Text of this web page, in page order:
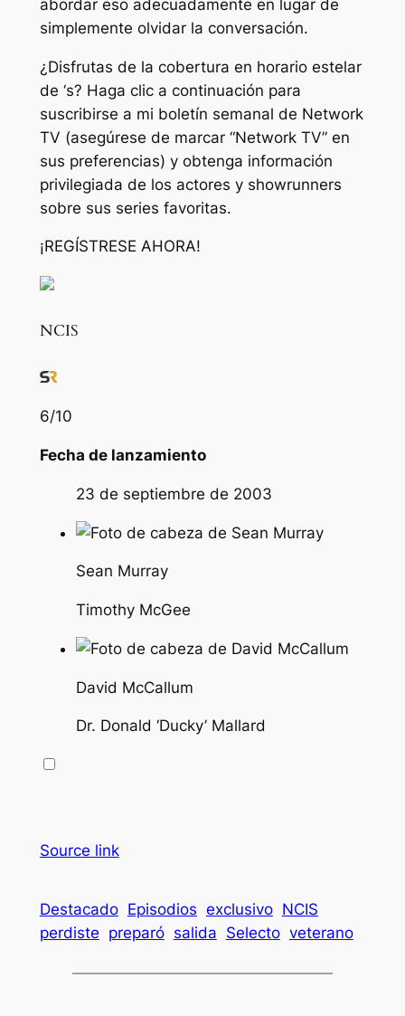
abordar eso adecuadamente en lugar de
simplemente olvidar la conversación.
¿Disfrutas de la cobertura en horario estelar
de ‘s? Haga clic a continuación para
suscribirse a mi boletín semanal de Network
TV (asegúrese de marcar “Network TV” en
sus preferencias) y obtenga información
privilegiada de los actores y showrunners
sobre sus series favoritas.
¡REGÍSTRESE AHORA!
NCIS
6/10
Fecha de lanzamiento
23 de septiembre de 2003
Sean Murray
Timothy McGee
David McCallum
Dr. Donald ‘Ducky’ Mallard
Source link
Destacado Episodios exclusivo NCIS
perdiste preparó salida Selecto veterano